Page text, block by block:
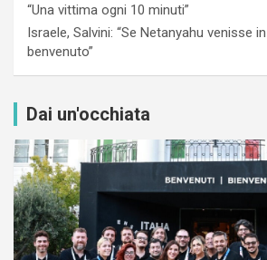
“Una vittima ogni 10 minuti”
Israele, Salvini: “Se Netanyahu venisse
benvenuto”
Dai un'occhiata